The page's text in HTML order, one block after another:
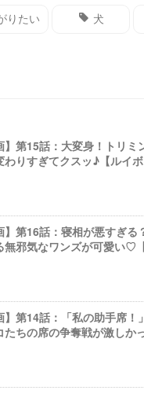
りたい 犬
】第15話：大変身！トリミ
わりすぎてクスッ♪【ルイボ
】第16話：寝相が悪すぎ
無邪気なワンズが可愛い♡
】第14話：「私の助手席！
たちの席の争奪戦が激しか